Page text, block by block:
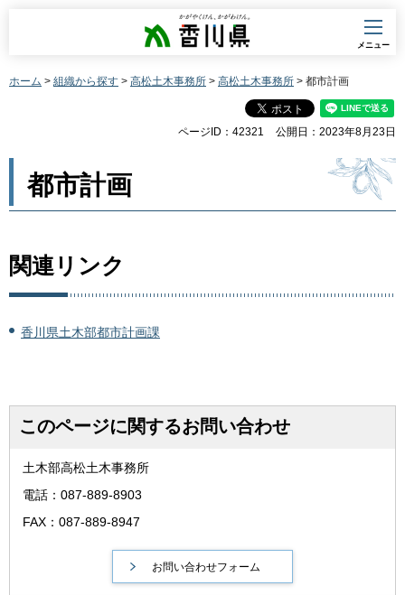
香川県
メニュー
ホーム > 組織から探す > 高松土木事務所 > 高松土木事務所 > 都市計画
ページID：42321 公開日：2023年8月23日
都市計画
関連リンク
香川県土木部都市計画課
このページに関するお問い合わせ
土木部高松土木事務所
電話：087-889-8903
FAX：087-889-8947